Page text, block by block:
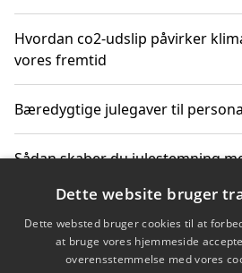
Hvordan co2-udslip påvirker
vores fremtid
Bæredygtige julegaver til
Sådan skaber du julestemning
Sådan skaber du et bæredygtigt
Dette website bruger
Dette websted bruger cookies til at
at bruge vores hjemmeside
overensstemmelse med vores